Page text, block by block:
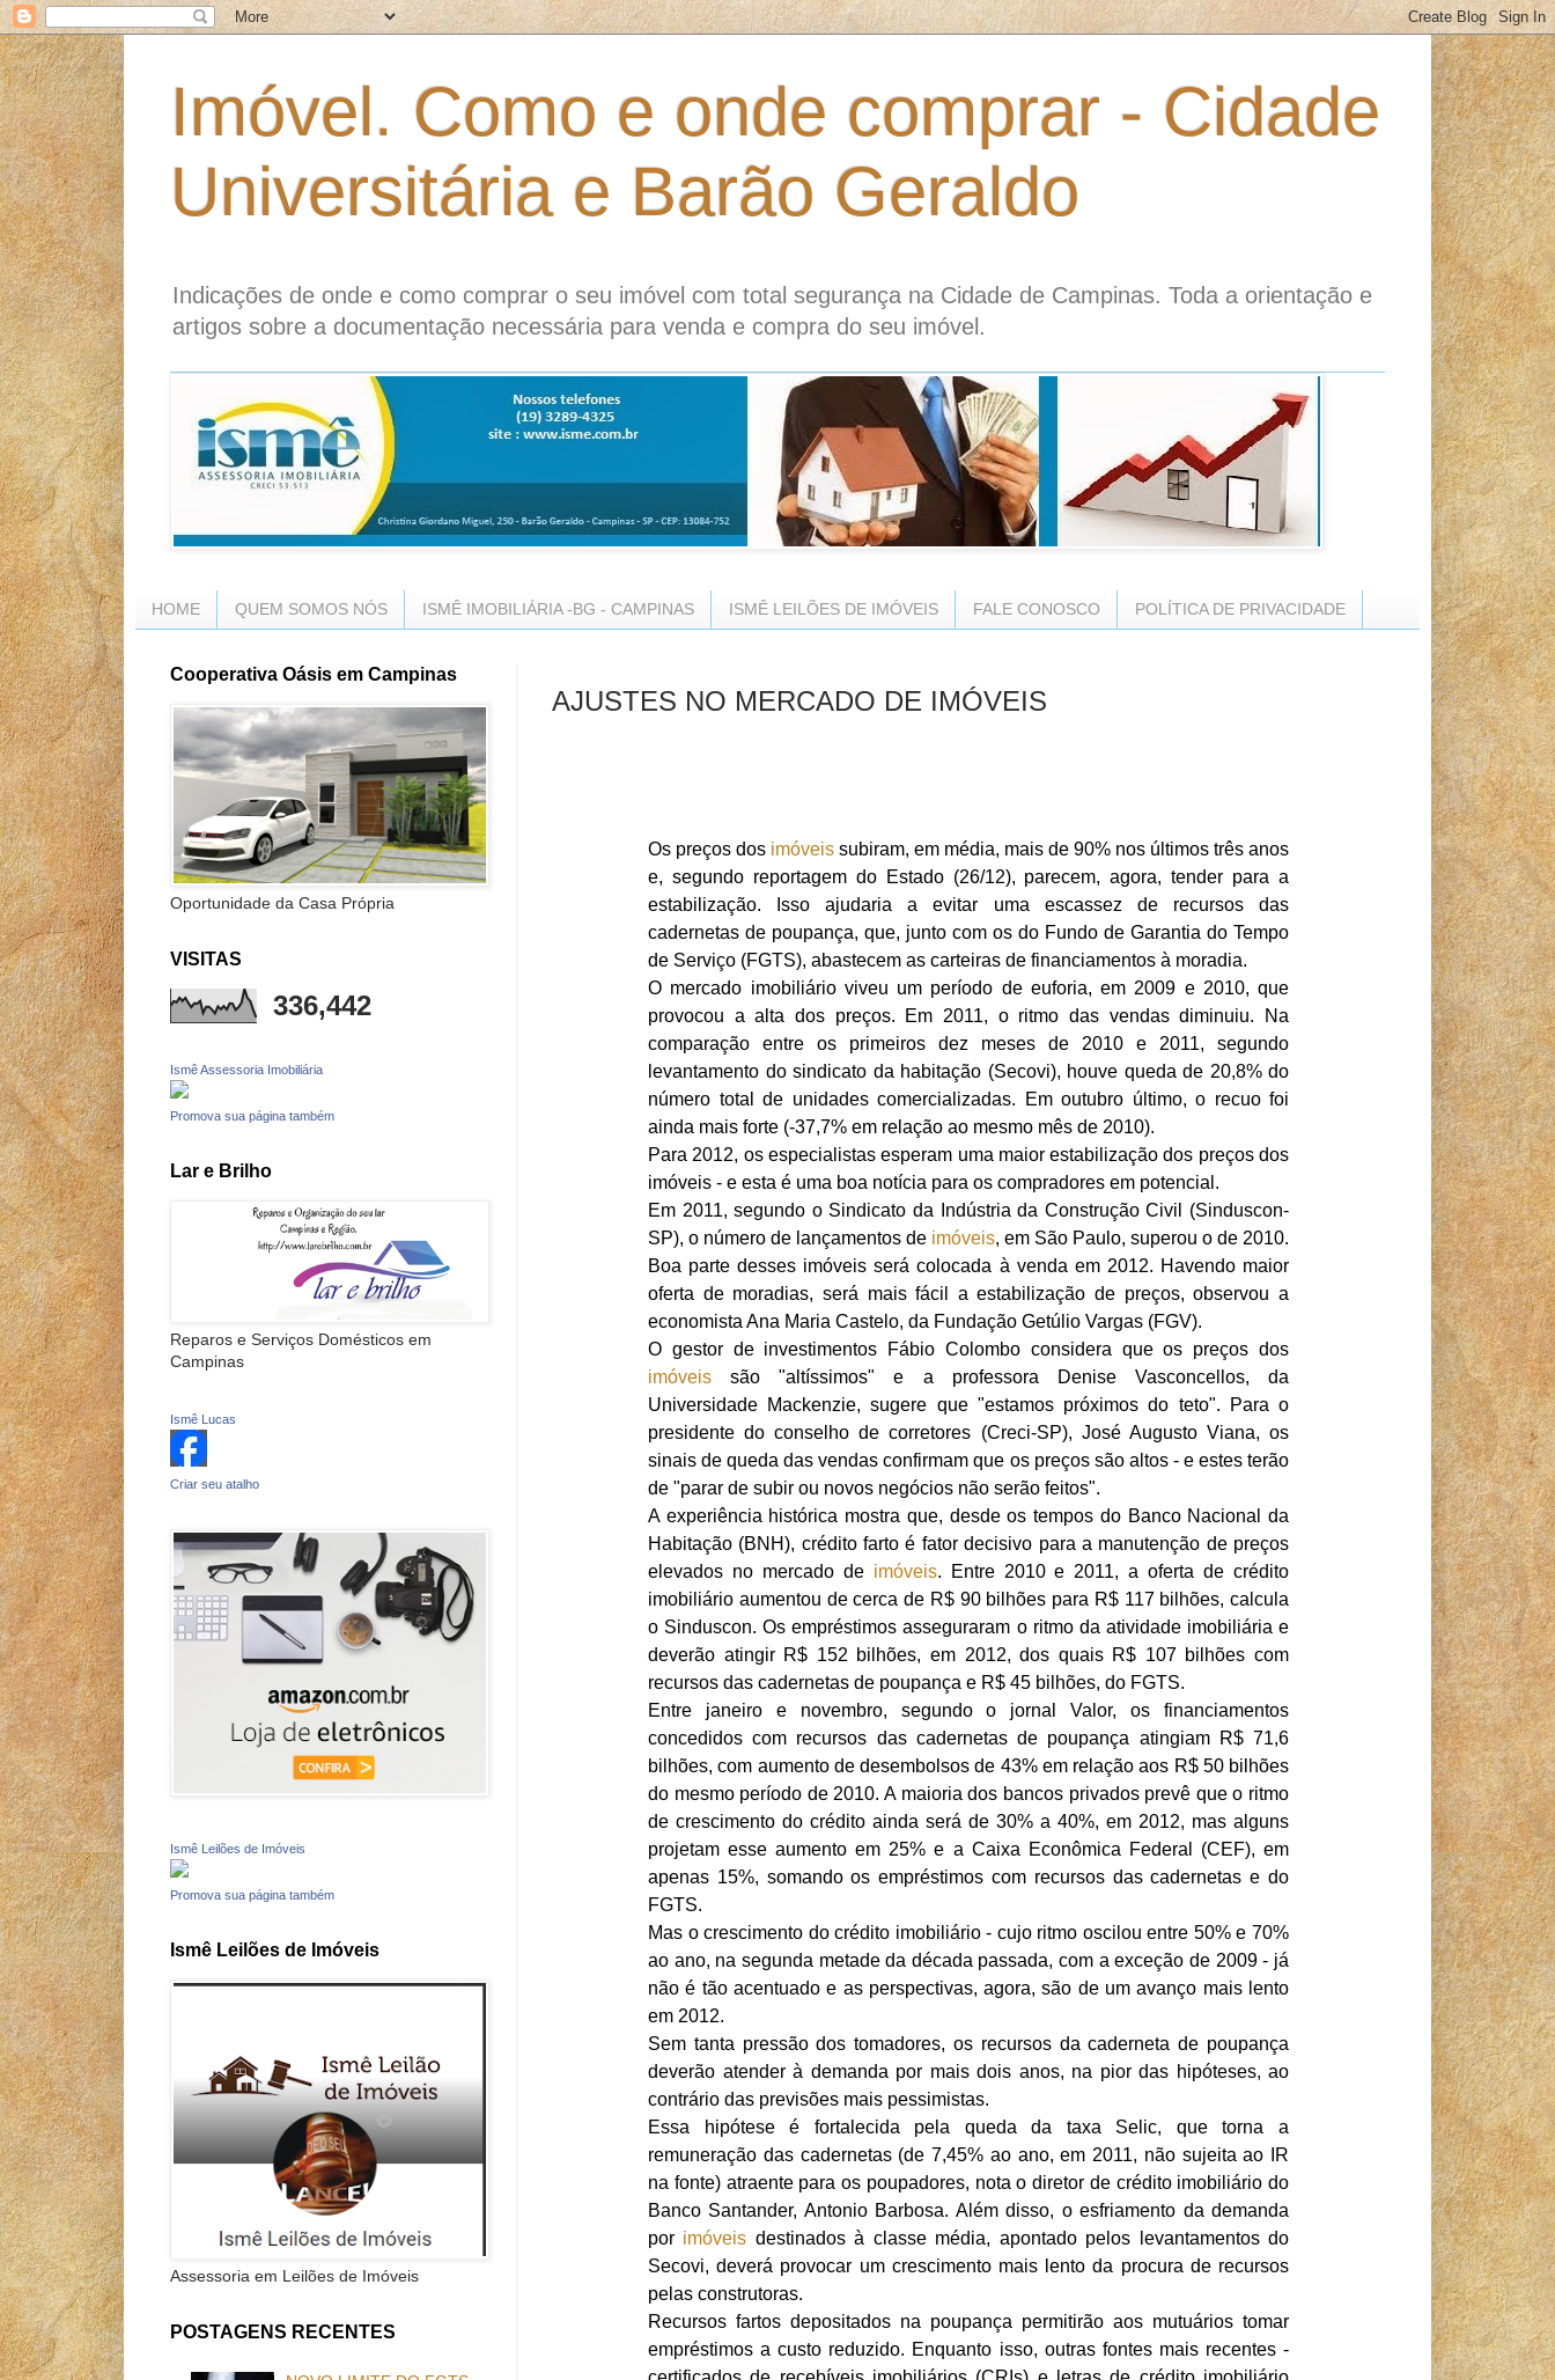
Imóvel. Como e onde comprar - Cidade
Universitária e Barão Geraldo
Indicações de onde e como comprar o seu imóvel com total segurança na Cidade de Campinas. Toda a orientação e
artigos sobre a documentação necessária para venda e compra do seu imóvel.
HOME QUEM SOMOS NÓS ISMÊ IMOBILIÁRIA -BG - CAMPINAS ISMÊ LEILÕES DE IMÓVEIS FALE CONOSCO POLÍTICA DE PRIVACIDADE
AJUSTES NO MERCADO DE IMÓVEIS
Os preços dos imóveis subiram, em média, mais de 90% nos últimos três anos
e, segundo reportagem do Estado (26/12), parecem, agora, tender para a
estabilização. Isso ajudaria a evitar uma escassez de recursos das
cadernetas de poupança, que, junto com os do Fundo de Garantia do Tempo
de Serviço (FGTS), abastecem as carteiras de financiamentos à moradia.
O mercado imobiliário viveu um período de euforia, em 2009 e 2010, que
provocou a alta dos preços. Em 2011, o ritmo das vendas diminuiu. Na
comparação entre os primeiros dez meses de 2010 e 2011, segundo
levantamento do sindicato da habitação (Secovi), houve queda de 20,8% do
número total de unidades comercializadas. Em outubro último, o recuo foi
ainda mais forte (-37,7% em relação ao mesmo mês de 2010).
Para 2012, os especialistas esperam uma maior estabilização dos preços dos
imóveis - e esta é uma boa notícia para os compradores em potencial.
Em 2011, segundo o Sindicato da Indústria da Construção Civil (Sinduscon-
SP), o número de lançamentos de imóveis, em São Paulo, superou o de 2010.
Boa parte desses imóveis será colocada à venda em 2012. Havendo maior
oferta de moradias, será mais fácil a estabilização de preços, observou a
economista Ana Maria Castelo, da Fundação Getúlio Vargas (FGV).
O gestor de investimentos Fábio Colombo considera que os preços dos
imóveis são "altíssimos" e a professora Denise Vasconcellos, da
Universidade Mackenzie, sugere que "estamos próximos do teto". Para o
presidente do conselho de corretores (Creci-SP), José Augusto Viana, os
sinais de queda das vendas confirmam que os preços são altos - e estes terão
de "parar de subir ou novos negócios não serão feitos".
A experiência histórica mostra que, desde os tempos do Banco Nacional da
Habitação (BNH), crédito farto é fator decisivo para a manutenção de preços
elevados no mercado de imóveis. Entre 2010 e 2011, a oferta de crédito
imobiliário aumentou de cerca de R$ 90 bilhões para R$ 117 bilhões, calcula
o Sinduscon. Os empréstimos asseguraram o ritmo da atividade imobiliária e
deverão atingir R$ 152 bilhões, em 2012, dos quais R$ 107 bilhões com
recursos das cadernetas de poupança e R$ 45 bilhões, do FGTS.
Entre janeiro e novembro, segundo o jornal Valor, os financiamentos
concedidos com recursos das cadernetas de poupança atingiam R$ 71,6
bilhões, com aumento de desembolsos de 43% em relação aos R$ 50 bilhões
do mesmo período de 2010. A maioria dos bancos privados prevê que o ritmo
de crescimento do crédito ainda será de 30% a 40%, em 2012, mas alguns
projetam esse aumento em 25% e a Caixa Econômica Federal (CEF), em
apenas 15%, somando os empréstimos com recursos das cadernetas e do
FGTS.
Mas o crescimento do crédito imobiliário - cujo ritmo oscilou entre 50% e 70%
ao ano, na segunda metade da década passada, com a exceção de 2009 - já
não é tão acentuado e as perspectivas, agora, são de um avanço mais lento
em 2012.
Sem tanta pressão dos tomadores, os recursos da caderneta de poupança
deverão atender à demanda por mais dois anos, na pior das hipóteses, ao
contrário das previsões mais pessimistas.
Essa hipótese é fortalecida pela queda da taxa Selic, que torna a
remuneração das cadernetas (de 7,45% ao ano, em 2011, não sujeita ao IR
na fonte) atraente para os poupadores, nota o diretor de crédito imobiliário do
Banco Santander, Antonio Barbosa. Além disso, o esfriamento da demanda
por imóveis destinados à classe média, apontado pelos levantamentos do
Secovi, deverá provocar um crescimento mais lento da procura de recursos
pelas construtoras.
Recursos fartos depositados na poupança permitirão aos mutuários tomar
empréstimos a custo reduzido. Enquanto isso, outras fontes mais recentes -
Cooperativa Oásis em Campinas
Oportunidade da Casa Própria
VISITAS
336,442
Ismê Assessoria Imobiliária
Promova sua página também
Lar e Brilho
Reparos e Serviços Domésticos em
Campinas
Ismê Lucas
Criar seu atalho
Ismê Leilões de Imóveis
Promova sua página também
Ismê Leilões de Imóveis
Assessoria em Leilões de Imóveis
POSTAGENS RECENTES